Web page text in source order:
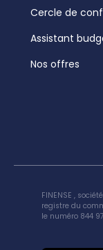
Cercle de
Assistant
Nos offres
FINENSE ,
registre du
le numéro 844